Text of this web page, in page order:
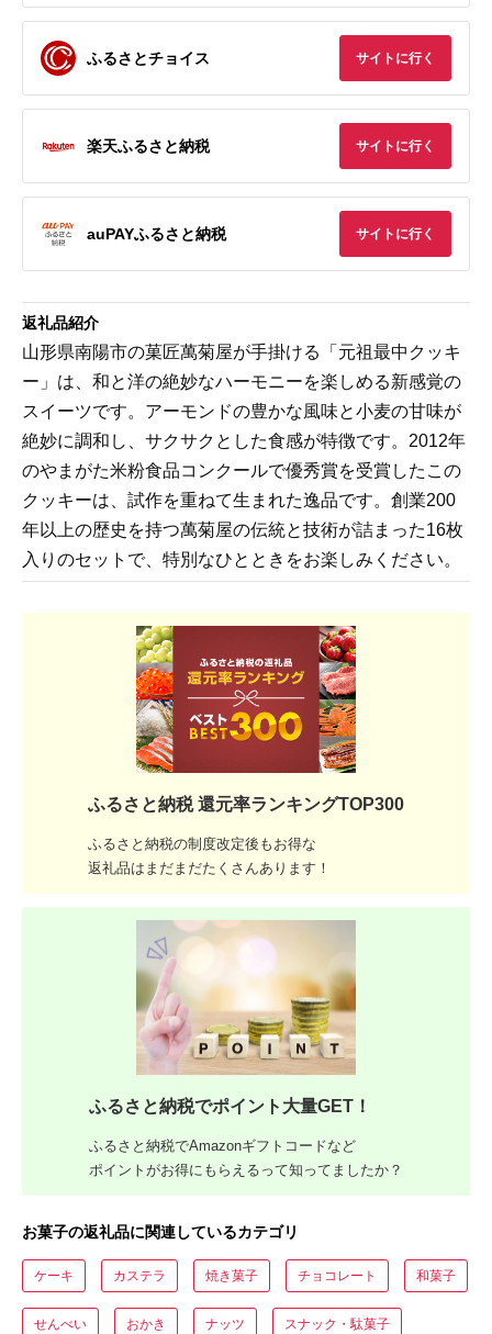
ふるさとチョイス サイトに行く
楽天ふるさと納税 サイトに行く
auPAYふるさと納税 サイトに行く
返礼品紹介
山形県南陽市の菓匠萬菊屋が手掛ける「元祖最中クッキ
ー」は、和と洋の絶妙なハーモニーを楽しめる新感覚の
スイーツです。アーモンドの豊かな風味と小麦の甘味が
絶妙に調和し、サクサクとした食感が特徴です。2012年
のやまがた米粉食品コンクールで優秀賞を受賞したこの
クッキーは、試作を重ねて生まれた逸品です。創業200
年以上の歴史を持つ萬菊屋の伝統と技術が詰まった16枚
入りのセットで、特別なひとときをお楽しみください。
ふるさと納税 還元率ランキングTOP300
ふるさと納税の制度改定後もお得な
返礼品はまだまだたくさんあります！
ふるさと納税でポイント大量GET！
ふるさと納税でAmazonギフトコードなど
ポイントがお得にもらえるって知ってましたか？
お菓子の返礼品に関連しているカテゴリ
ケーキ カステラ 焼き菓子 チョコレート 和菓子
せんべい おかき ナッツ スナック・駄菓子